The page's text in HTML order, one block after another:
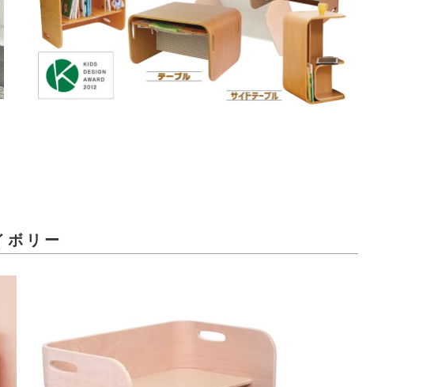
ボリー